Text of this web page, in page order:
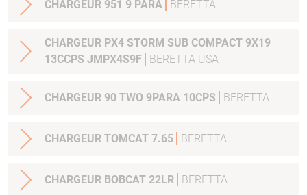
CHARGEUR 951 9 PARA BERETTA
CHARGEUR PX4 STORM SUB COMPACT 9X19
13CCPS JMPX4S9F
BERETTA USA
CHARGEUR 90 TWO 9PARA 10CPS BERETTA
CHARGEUR TOMCAT 7.65 BERETTA
CHARGEUR BOBCAT 22LR BERETTA